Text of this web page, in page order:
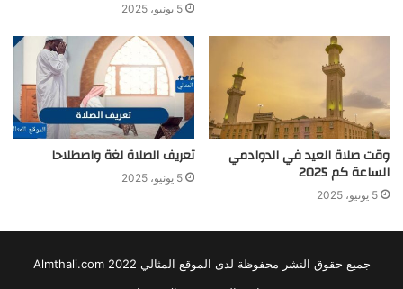
5 يونيو، 2025
وقت صلاة العيد في الدوادمي
الساعة كم 2025
5 يونيو، 2025
تعريف الصلاة لغة واصطلاحا
5 يونيو، 2025
جميع حقوق النشر محفوظة لدى الموقع المثالي 2022 Almthali.com